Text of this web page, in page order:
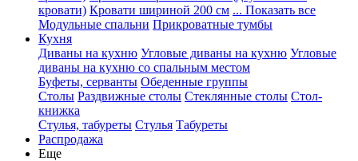
кровати) Кровати шириной 200 см ... Показать все
Модульные спальни Прикроватные тумбы
Кухня
Диваны на кухню Угловые диваны на кухню Угловые
диваны на кухню со спальным местом
Буфеты, серванты Обеденные группы
Столы Раздвижные столы Стеклянные столы Стол-
книжка
Стулья, табуреты Стулья Табуреты
Распродажа
Еще